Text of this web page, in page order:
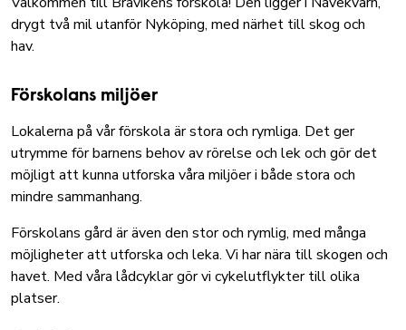
drygt två mil utanför Nyköping, med närhet till skog och
hav.
Förskolans miljöer
Lokalerna på vår förskola är stora och rymliga. Det ger
utrymme för barnens behov av rörelse och lek och gör det
möjligt att kunna utforska våra miljöer i både stora och
mindre sammanhang.
Förskolans gård är även den stor och rymlig, med många
möjligheter att utforska och leka. Vi har nära till skogen och
havet. Med våra lådcyklar gör vi cykelutflykter till olika
platser.